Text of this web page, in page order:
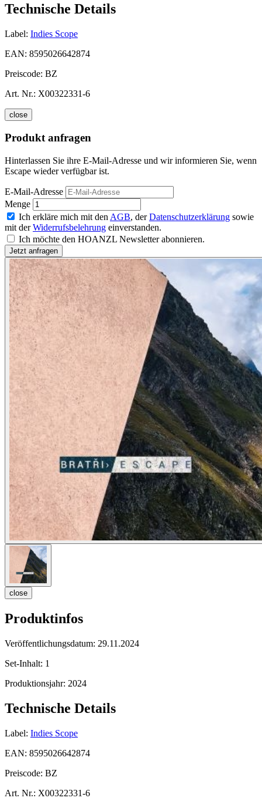
Technische Details
Label: Indies Scope
EAN: 8595026642874
Preiscode: BZ
Art. Nr.: X00322331-6
close
Produkt anfragen
Hinterlassen Sie ihre E-Mail-Adresse und wir informieren Sie, wenn
Escape wieder verfügbar ist.
E-Mail-Adresse
Menge
Ich erkläre mich mit den AGB, derDatenschutzerklärung sowie
mit derWiderrufsbelehrung einverstanden.
Ich möchte den HOANZL Newsletter abonnieren.
close
Produktinfos
Veröffentlichungsdatum: 29.11.2024
Set-Inhalt: 1
Produktionsjahr: 2024
Technische Details
Label: Indies Scope
EAN: 8595026642874
Preiscode: BZ
Art. Nr.: X00322331-6